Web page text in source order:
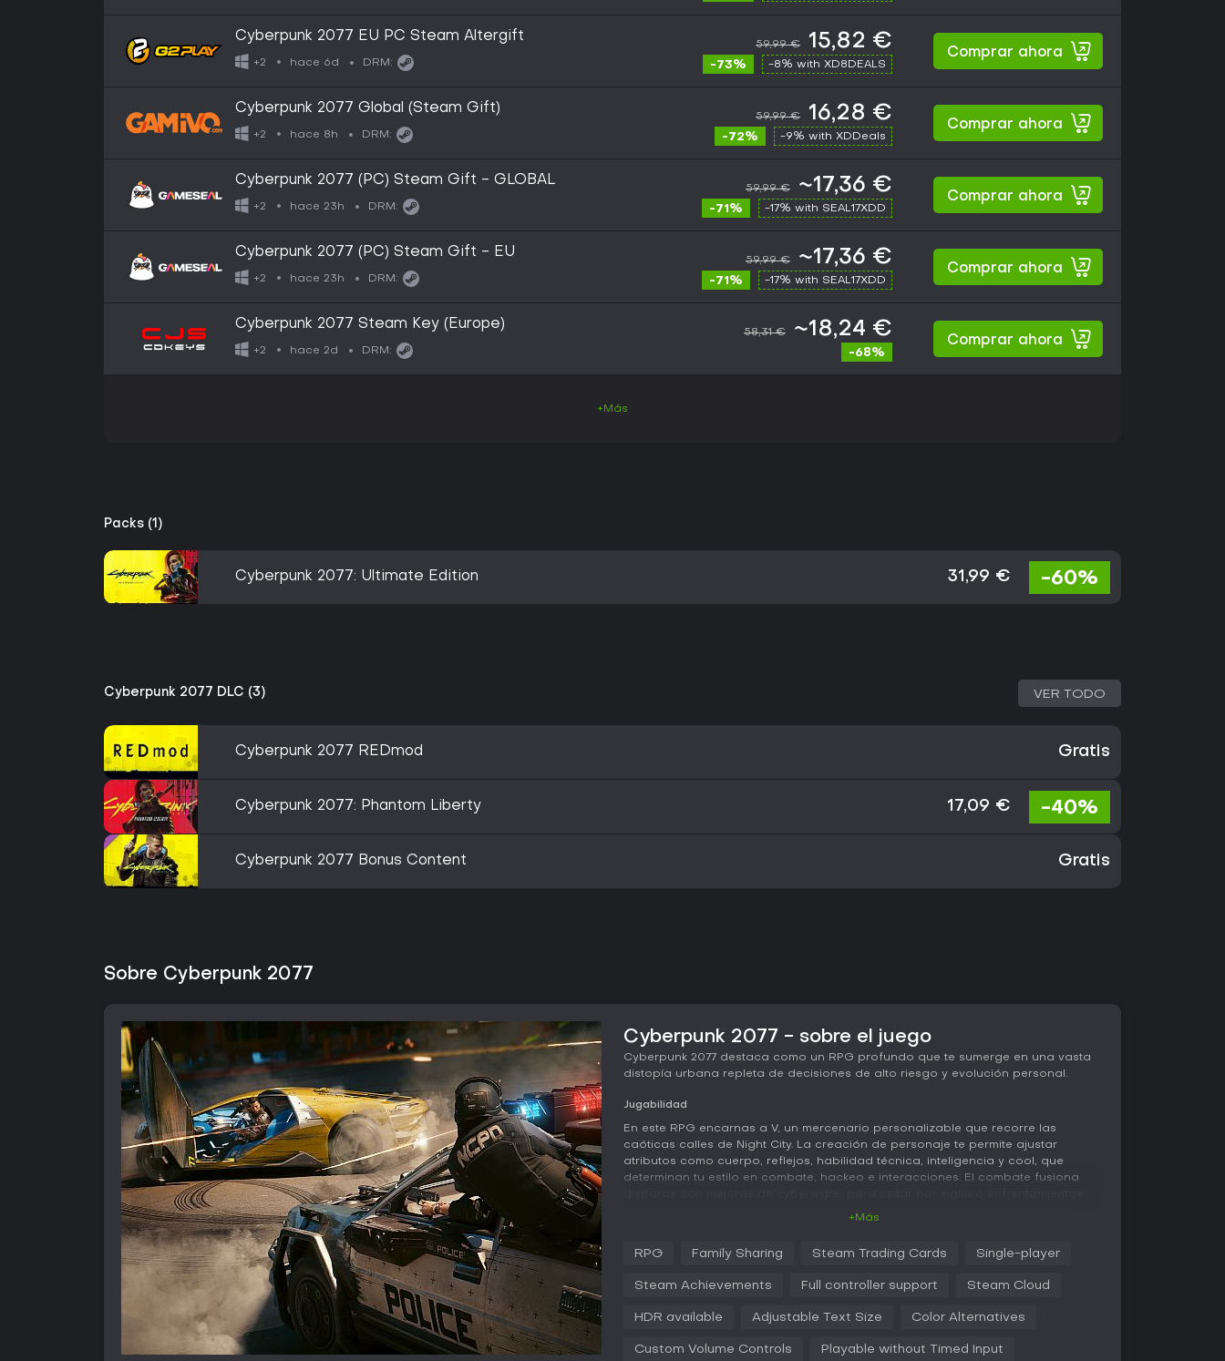
Cyberpunk 2077 EU PC Steam Altergift
+2 hace 6d DRM:
59,99 € 15,82 €
-73% -8% with XD8DEALS
Comprar ahora
Cyberpunk 2077 Global (Steam Gift)
+2 hace 8h DRM:
59,99 € 16,28 €
-72% -9% with XDDeals
Comprar ahora
Cyberpunk 2077 (PC) Steam Gift - GLOBAL
+2 hace 23h DRM:
59,99 € ~17,36 €
-71% -17% with SEAL17XDD
Comprar ahora
Cyberpunk 2077 (PC) Steam Gift - EU
+2 hace 23h DRM:
59,99 € ~17,36 €
-71% -17% with SEAL17XDD
Comprar ahora
Cyberpunk 2077 Steam Key (Europe)
+2 hace 2d DRM:
58,31 € ~18,24 €
-68%
Comprar ahora
+Más
Packs (1)
Cyberpunk 2077: Ultimate Edition 31,99 € -60%
Cyberpunk 2077 DLC (3) VER TODO
Cyberpunk 2077 REDmod Gratis
Cyberpunk 2077: Phantom Liberty 17,09 € -40%
Cyberpunk 2077 Bonus Content Gratis
Sobre Cyberpunk 2077
Cyberpunk 2077 - sobre el juego
Cyberpunk 2077 destaca como un RPG profundo que te sumerge en una vasta
distopía urbana repleta de decisiones de alto riesgo y evolución personal.
Jugabilidad
En este RPG encarnas a V, un mercenario personalizable que recorre las
caóticas calles de Night City. La creación de personaje te permite ajustar
atributos como cuerpo, reflejos, habilidad técnica, inteligencia y cool, que
determinan tu estilo en combate, hackeo e interacciones. El combate fusiona
secundarias como carreras callejeras o secuencias de braindance, donde
la historia, moldeando alianzas y finales, mientras el sistema de perks
implantes cibernéticos. Conducir vehículos por la ciudad amplía la libertad,
misiones.
+Más
RPG Family Sharing Steam Trading Cards Single-player
Steam Achievements Full controller support Steam Cloud
HDR available Adjustable Text Size Color Alternatives
Custom Volume Controls Playable without Timed Input